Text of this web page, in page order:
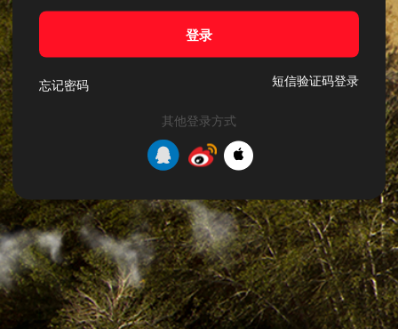
登录
忘记密码 短信验证码登录
其他登录方式